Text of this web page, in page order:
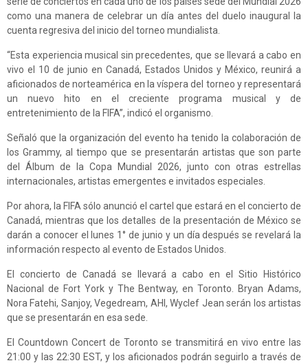
como una manera de celebrar un día antes del duelo inaugural la
cuenta regresiva del inicio del torneo mundialista.
“Esta experiencia musical sin precedentes, que se llevará a cabo en
vivo el 10 de junio en Canadá, Estados Unidos y México, reunirá a
aficionados de norteamérica en la víspera del torneo y representará
un nuevo hito en el creciente programa musical y de
entretenimiento de la FIFA”, indicó el organismo.
Señaló que la organización del evento ha tenido la colaboración de
los Grammy, al tiempo que se presentarán artistas que son parte
del Álbum de la Copa Mundial 2026, junto con otras estrellas
internacionales, artistas emergentes e invitados especiales.
Por ahora, la FIFA sólo anunció el cartel que estará en el concierto de
Canadá, mientras que los detalles de la presentación de México se
darán a conocer el lunes 1° de junio y un día después se revelará la
información respecto al evento de Estados Unidos.
El concierto de Canadá se llevará a cabo en el Sitio Histórico
Nacional de Fort York y The Bentway, en Toronto. Bryan Adams,
Nora Fatehi, Sanjoy, Vegedream, AHI, Wyclef Jean serán los artistas
que se presentarán en esa sede.
El Countdown Concert de Toronto se transmitirá en vivo entre las
21:00 y las 22:30 EST, y los aficionados podrán seguirlo a través de